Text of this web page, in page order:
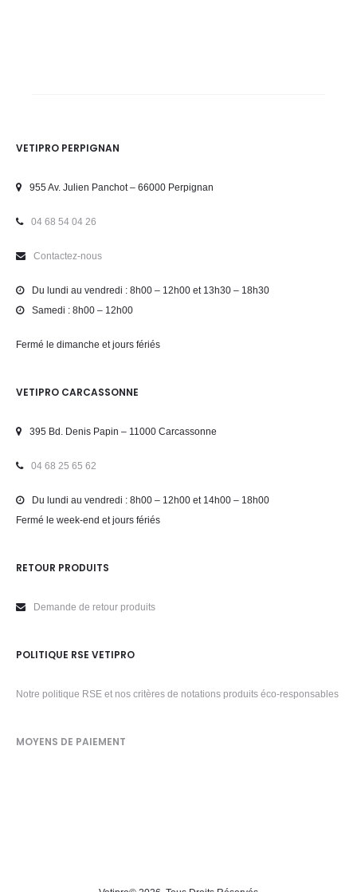
VETIPRO PERPIGNAN
955 Av. Julien Panchot – 66000 Perpignan
04 68 54 04 26
Contactez-nous
Du lundi au vendredi : 8h00 – 12h00 et 13h30 – 18h30
Samedi : 8h00 – 12h00
Fermé le dimanche et jours fériés
VETIPRO CARCASSONNE
395 Bd. Denis Papin – 11000 Carcassonne
04 68 25 65 62
Du lundi au vendredi : 8h00 – 12h00 et 14h00 – 18h00
Fermé le week-end et jours fériés
RETOUR PRODUITS
Demande de retour produits
POLITIQUE RSE VETIPRO
Notre politique RSE et nos critères de notations produits éco-responsables
MOYENS DE PAIEMENT